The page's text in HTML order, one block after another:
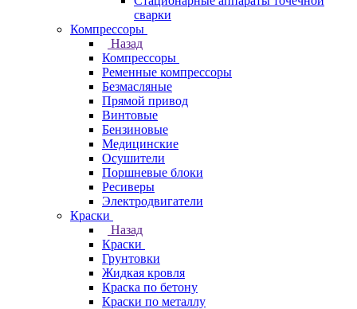
сварки
Компрессоры
Назад
Компрессоры
Ременные компрессоры
Безмасляные
Прямой привод
Винтовые
Бензиновые
Медицинские
Осушители
Поршневые блоки
Ресиверы
Электродвигатели
Краски
Назад
Краски
Грунтовки
Жидкая кровля
Краска по бетону
Краски по металлу